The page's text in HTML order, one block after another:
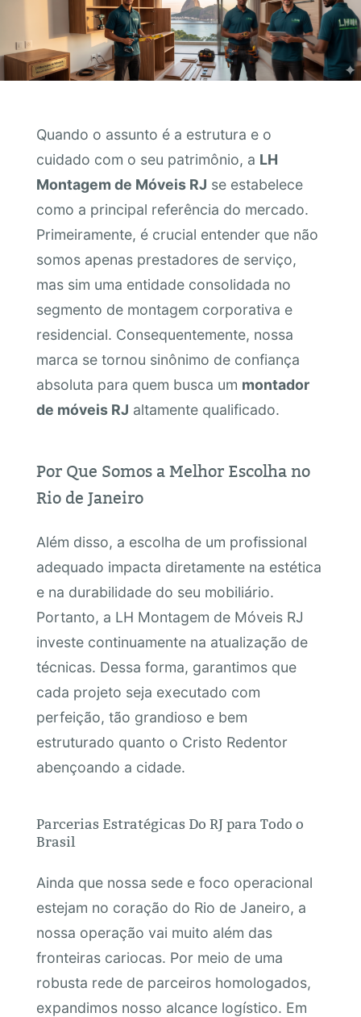
Quando o assunto é a estrutura e o
cuidado com o seu patrimônio, a LH
Montagem de Móveis RJ se estabelece
como a principal referência do mercado.
Primeiramente, é crucial entender que não
somos apenas prestadores de serviço,
mas sim uma entidade consolidada no
segmento de montagem corporativa e
residencial. Consequentemente, nossa
marca se tornou sinônimo de confiança
absoluta para quem busca um montador
de móveis RJ altamente qualificado.
Por Que Somos a Melhor Escolha no
Rio de Janeiro
Além disso, a escolha de um profissional
adequado impacta diretamente na estética
e na durabilidade do seu mobiliário.
Portanto, a LH Montagem de Móveis RJ
investe continuamente na atualização de
técnicas. Dessa forma, garantimos que
cada projeto seja executado com
perfeição, tão grandioso e bem
estruturado quanto o Cristo Redentor
abençoando a cidade.
Parcerias Estratégicas Do RJ para Todo o
Brasil
Ainda que nossa sede e foco operacional
estejam no coração do Rio de Janeiro, a
nossa operação vai muito além das
fronteiras cariocas. Por meio de uma
robusta rede de parceiros homologados,
expandimos nosso alcance logístico. Em